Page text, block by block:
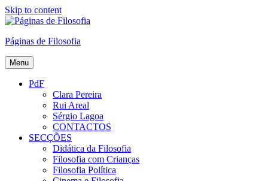
Skip to content
Páginas de Filosofia
Menu
PdF
Clara Pereira
Rui Areal
Sérgio Lagoa
CONTACTOS
SECÇÕES
Didática da Filosofia
Filosofia com Crianças
Filosofia Política